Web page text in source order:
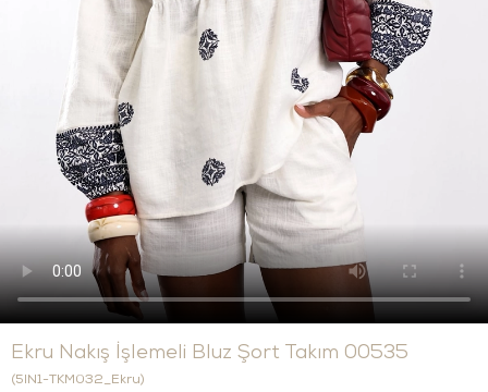
Ekru Nakış İşlemeli Bluz Şort Takım 00535
(5IN1-TKM032_Ekru)